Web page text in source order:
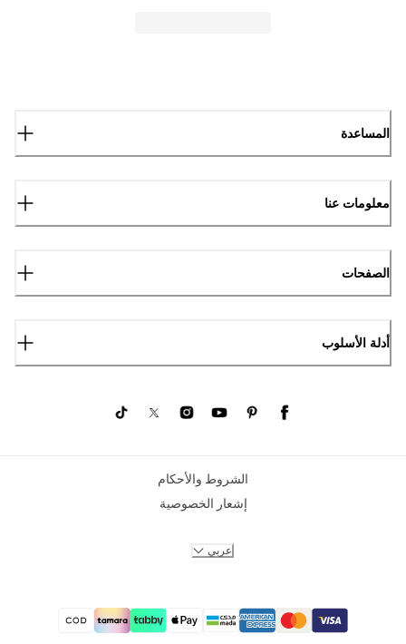
المساعدة
معلومات عنا
الصفحات
أدلة الأسلوب
الشروط والأحكام
إشعار الخصوصية
عربي